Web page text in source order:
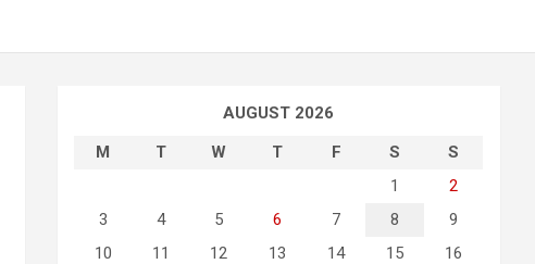
AUGUST 2026
M
T W T F S
S
1
2
3
4 5 6 7 8
9
10
11 12 13 14 15
16